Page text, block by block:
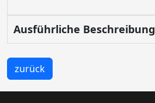
Ausführliche Beschreibung
zurück